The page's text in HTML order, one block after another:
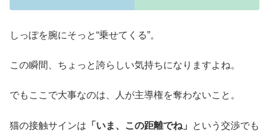
しっぽを腕にそっと“乗せてくる”。
この瞬間、ちょっと誇らしい気持ちになりますよね。
でもここで大事なのは、人が主導権を奪わないこと。
猫の接触サインは 「いま、この距離でね」
という交渉でも